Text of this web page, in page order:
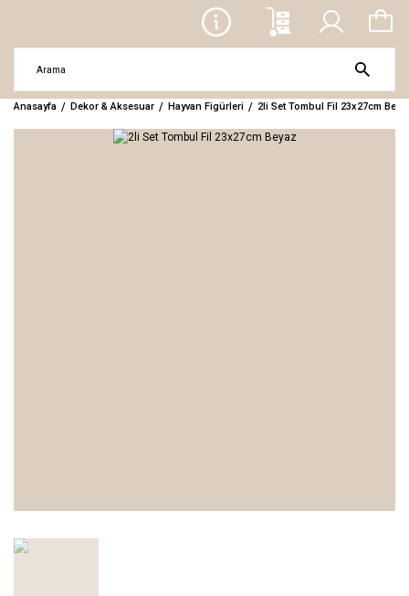
Anasayfa Dekor & Aksesuar Hayvan Figürleri 2li Set Tombul Fil 23x27cm